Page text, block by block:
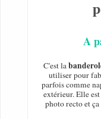
A
C'est la
utiliser pour
parfois comme
extérieur. Elle
photo recto et